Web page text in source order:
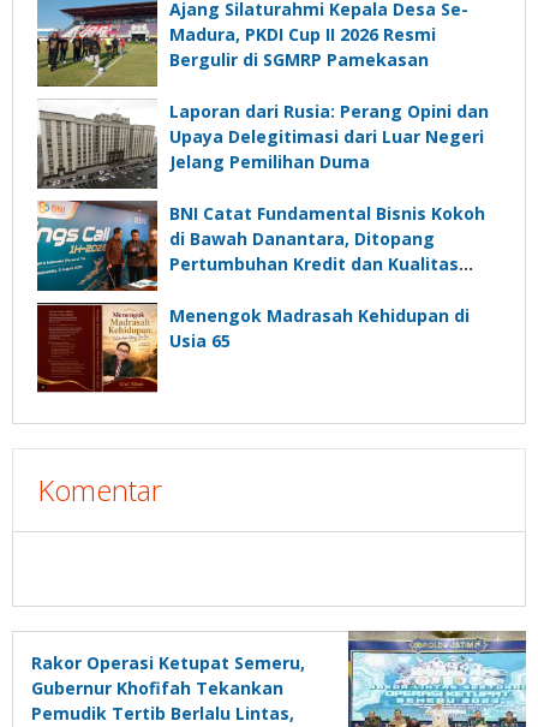
Ajang Silaturahmi Kepala Desa Se-
Madura, PKDI Cup II 2026 Resmi
Bergulir di SGMRP Pamekasan
Laporan dari Rusia: Perang Opini dan
Upaya Delegitimasi dari Luar Negeri
Jelang Pemilihan Duma
BNI Catat Fundamental Bisnis Kokoh
di Bawah Danantara, Ditopang
Pertumbuhan Kredit dan Kualitas
Menengok Madrasah Kehidupan di
Usia 65
Komentar
Rakor Operasi Ketupat Semeru,
Gubernur Khofifah Tekankan
Pemudik Tertib Berlalu Lintas,